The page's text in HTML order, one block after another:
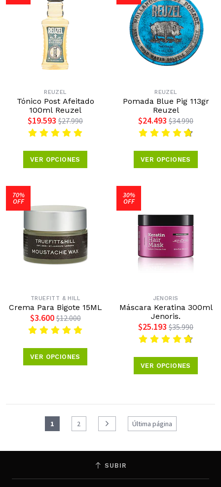
REUZEL
Tónico Post Afeitado
100ml Reuzel
$19.593 $27.990
VER OPCIONES
REUZEL
Pomada Blue Pig 113gr
Reuzel
$24.493 $34.990
VER OPCIONES
70%
OFF
TRUEFITT & HILL
Crema Para Bigote 15ML
$3.600 $12.000
VER OPCIONES
30%
OFF
JENORIS
Máscara Keratina 300ml
Jenoris.
$25.193 $35.990
VER OPCIONES
1 2 Última página
SUBIR